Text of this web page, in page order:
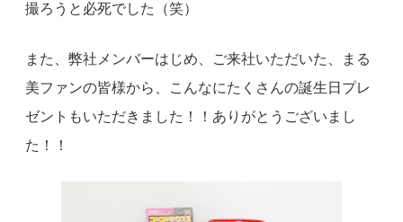
撮ろうと必死でした（笑）
また、弊社メンバーはじめ、ご来社いただいた、まる
美ファンの皆様から、こんなにたくさんの誕生日プレ
ゼントもいただきました！！ありがとうございまし
た！！